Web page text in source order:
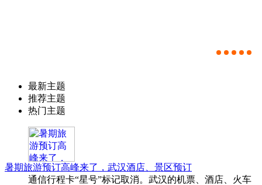
最新主题
推荐主题
热门主题
暑期旅游预订高峰来了，武汉酒店、景区预订
通信行程卡“星号”标记取消。武汉的机票、酒店、火车